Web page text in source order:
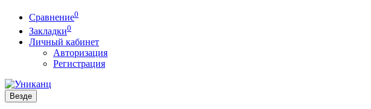
Сравнение0
Закладки0
Личный кабинет
Авторизация
Регистрация
Везде